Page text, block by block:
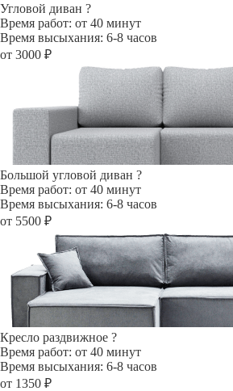
Угловой диван ?
Время работ: от 40 минут
Время высыхания: 6-8 часов
от 3000 ₽
Большой угловой диван ?
Время работ: от 40 минут
Время высыхания: 6-8 часов
от 5500 ₽
Кресло раздвижное ?
Время работ: от 40 минут
Время высыхания: 6-8 часов
от 1350 ₽